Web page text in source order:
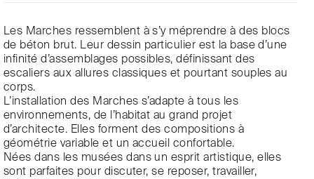
Les Marches ressemblent à s’y méprendre à des blocs
de béton brut. Leur dessin particulier est la base d’une
infinité d’assemblages possibles, définissant des
escaliers aux allures classiques et pourtant souples au
corps.
L’installation des Marches s’adapte à tous les
environnements, de l’habitat au grand projet
d’architecte. Elles forment des compositions à
géométrie variable et un accueil confortable.
Nées dans les musées dans un esprit artistique, elles
sont parfaites pour discuter, se reposer, travailler,